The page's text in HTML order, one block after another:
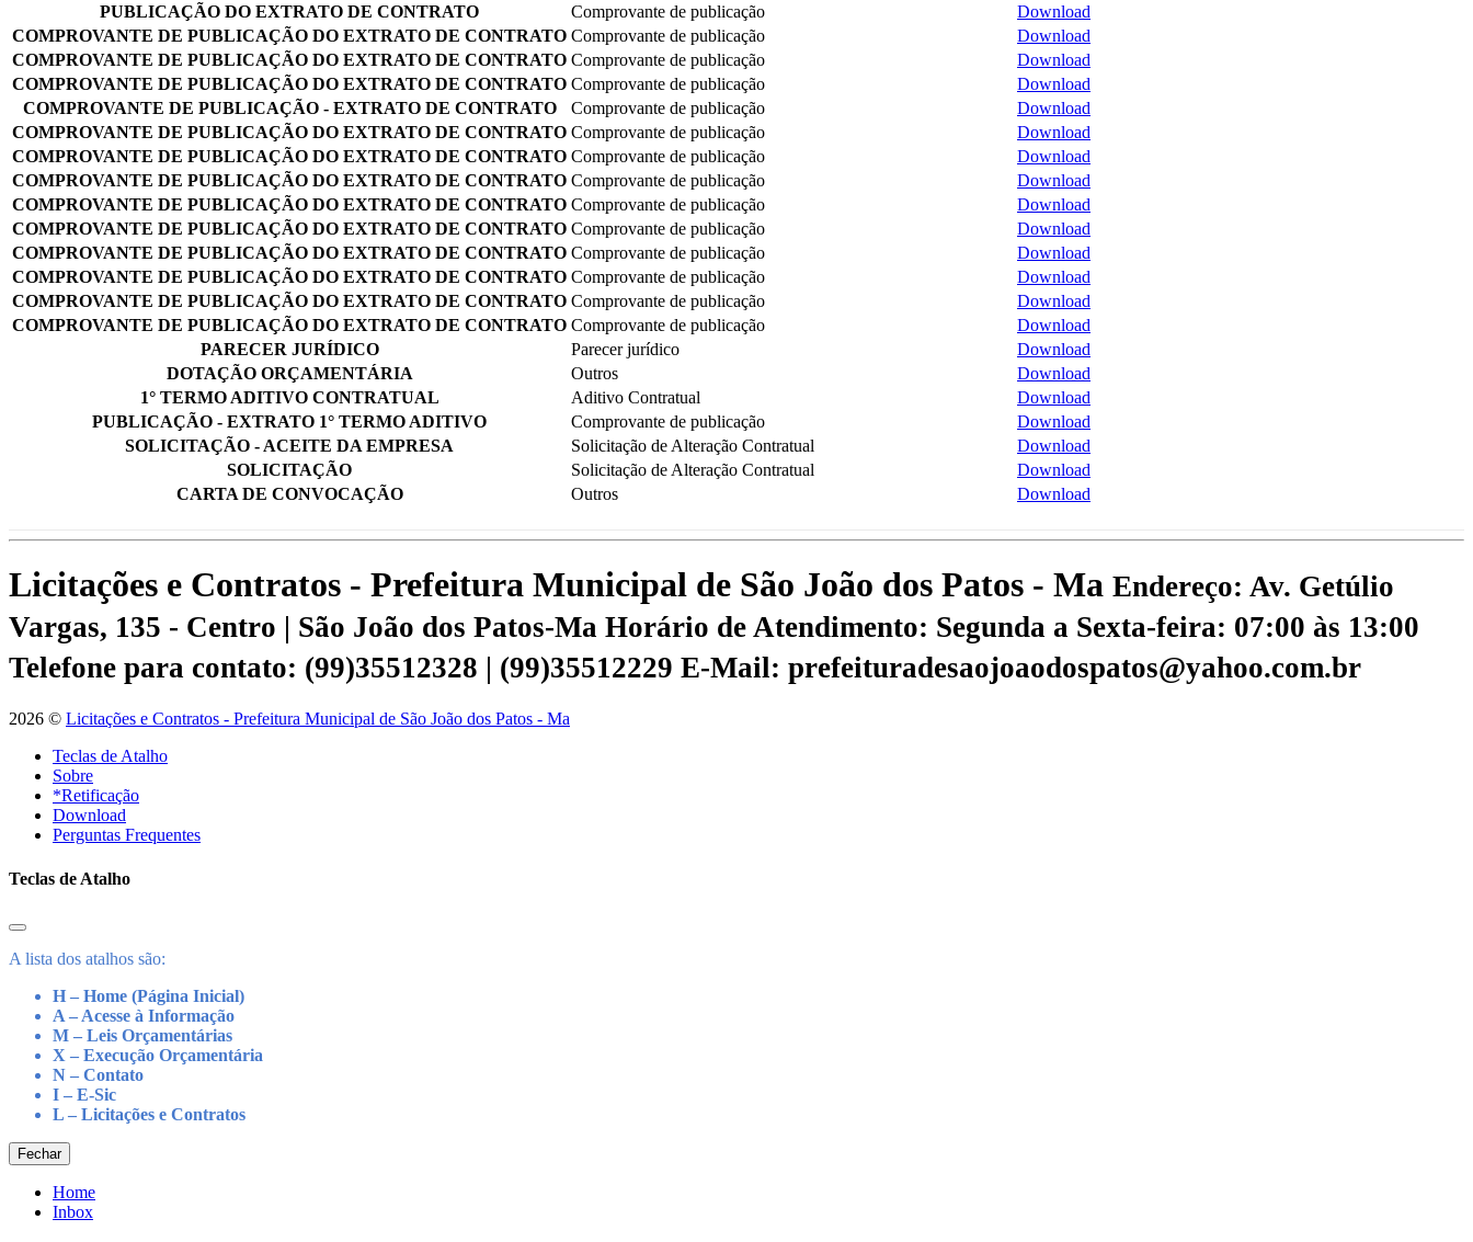
PUBLICAÇÃO DO EXTRATO DE CONTRATO
Comprovante de publicação
Download
COMPROVANTE DE PUBLICAÇÃO DO EXTRATO DE CONTRATO Comprovante de publicação
Download
COMPROVANTE DE PUBLICAÇÃO DO EXTRATO DE CONTRATO Comprovante de publicação
Download
COMPROVANTE DE PUBLICAÇÃO DO EXTRATO DE CONTRATO Comprovante de publicação
Download
COMPROVANTE DE PUBLICAÇÃO - EXTRATO DE CONTRATO
Comprovante de publicação
Download
COMPROVANTE DE PUBLICAÇÃO DO EXTRATO DE CONTRATO Comprovante de publicação
Download
COMPROVANTE DE PUBLICAÇÃO DO EXTRATO DE CONTRATO Comprovante de publicação
Download
COMPROVANTE DE PUBLICAÇÃO DO EXTRATO DE CONTRATO Comprovante de publicação
Download
COMPROVANTE DE PUBLICAÇÃO DO EXTRATO DE CONTRATO Comprovante de publicação
Download
COMPROVANTE DE PUBLICAÇÃO DO EXTRATO DE CONTRATO Comprovante de publicação
Download
COMPROVANTE DE PUBLICAÇÃO DO EXTRATO DE CONTRATO Comprovante de publicação
Download
COMPROVANTE DE PUBLICAÇÃO DO EXTRATO DE CONTRATO Comprovante de publicação
Download
COMPROVANTE DE PUBLICAÇÃO DO EXTRATO DE CONTRATO Comprovante de publicação
Download
COMPROVANTE DE PUBLICAÇÃO DO EXTRATO DE CONTRATO Comprovante de publicação
Download
PARECER JURÍDICO
Parecer jurídico
Download
DOTAÇÃO ORÇAMENTÁRIA
Outros
Download
1° TERMO ADITIVO CONTRATUAL
Aditivo Contratual
Download
PUBLICAÇÃO - EXTRATO 1° TERMO ADITIVO
Comprovante de publicação
Download
SOLICITAÇÃO - ACEITE DA EMPRESA
Solicitação de Alteração Contratual
Download
SOLICITAÇÃO
Solicitação de Alteração Contratual
Download
CARTA DE CONVOCAÇÃO
Outros Download
Licitações e Contratos - Prefeitura Municipal de São João dos Patos - Ma Endereço: Av. Getúlio
Vargas, 135 - Centro | São João dos Patos-Ma Horário de Atendimento: Segunda a Sexta-feira: 07:00 às 13:00
Telefone para contato: (99)35512328 | (99)35512229 E-Mail: prefeituradesaojoaodospatos@yahoo.com.br
2026 © Licitações e Contratos - Prefeitura Municipal de São João dos Patos - Ma
Teclas de Atalho
Sobre
*Retificação
Download
Perguntas Frequentes
Teclas de Atalho
A lista dos atalhos são:
H – Home (Página Inicial)
A – Acesse à Informação
M – Leis Orçamentárias
X – Execução Orçamentária
N – Contato
I – E-Sic
L – Licitações e Contratos
Fechar
Home
Inbox